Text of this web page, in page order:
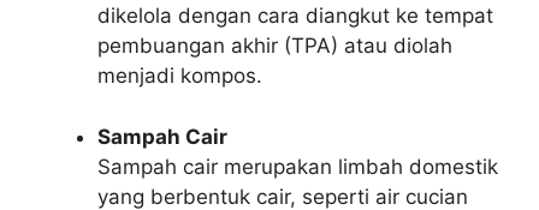
dikelola dengan cara diangkut ke tempat
pembuangan akhir (TPA) atau diolah
menjadi kompos.
Sampah Cair
Sampah cair merupakan limbah domestik
yang berbentuk cair, seperti air cucian